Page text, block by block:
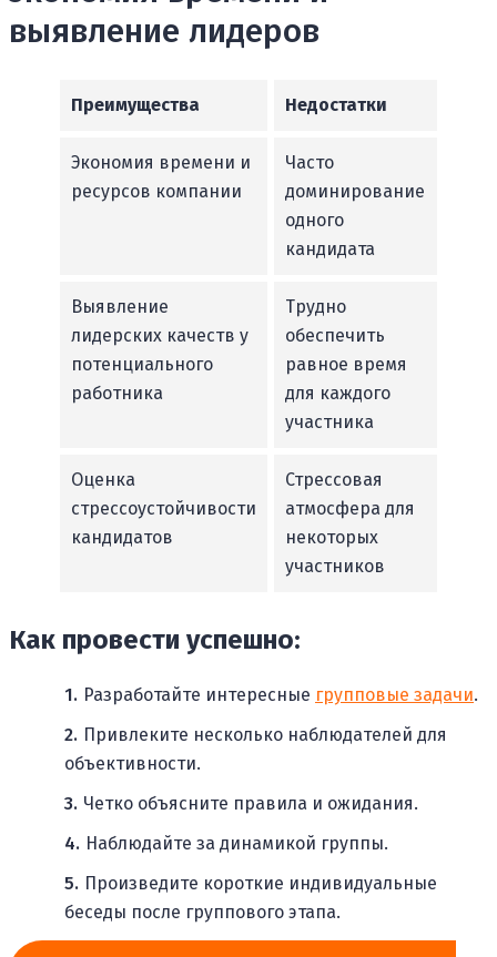
выявление лидеров
Преимущества Недостатки
Экономия времени и
ресурсов компании
Часто
доминирование
одного
кандидата
Выявление
лидерских качеств у
потенциального
работника
Трудно
обеспечить
равное время
для каждого
участника
Оценка
стрессоустойчивости
кандидатов
Стрессовая
атмосфера для
некоторых
участников
Как провести успешно:
Разработайте интересные групповые задачи.
Привлеките несколько наблюдателей для
объективности.
Четко объясните правила и ожидания.
Наблюдайте за динамикой группы.
Произведите короткие индивидуальные
беседы после группового этапа.